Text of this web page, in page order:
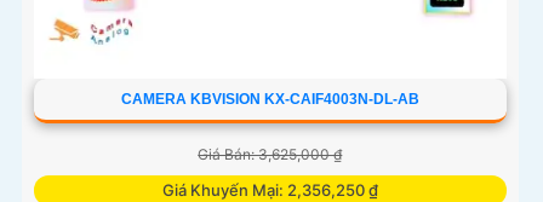
CAMERA KBVISION KX-CAIF4003N-DL-AB
Giá Bán: 3,625,000 ₫
Giá Khuyến Mại: 2,356,250 ₫